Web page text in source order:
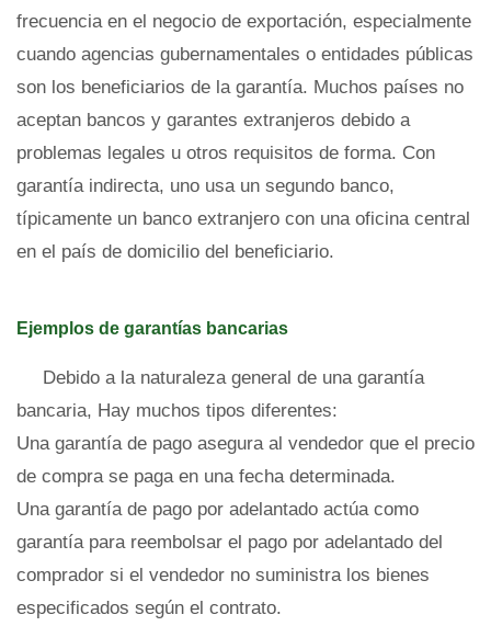
frecuencia en el negocio de exportación, especialmente
cuando agencias gubernamentales o entidades públicas
son los beneficiarios de la garantía. Muchos países no
aceptan bancos y garantes extranjeros debido a
problemas legales u otros requisitos de forma. Con
garantía indirecta, uno usa un segundo banco,
típicamente un banco extranjero con una oficina central
en el país de domicilio del beneficiario.
Ejemplos de garantías bancarias
Debido a la naturaleza general de una garantía
bancaria, Hay muchos tipos diferentes:
Una garantía de pago asegura al vendedor que el precio
de compra se paga en una fecha determinada.
Una garantía de pago por adelantado actúa como
garantía para reembolsar el pago por adelantado del
comprador si el vendedor no suministra los bienes
especificados según el contrato.